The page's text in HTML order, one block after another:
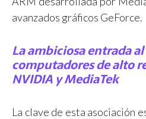
avanzados gráficos GeForce.
La ambiciosa entrada
computadores de alto
NVIDIA y MediaTek
La clave de esta asociación